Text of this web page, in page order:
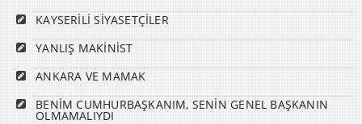
KAYSERİLİ SİYASETÇİLER
YANLIŞ MAKİNİST
ANKARA VE MAMAK
BENİM CUMHURBAŞKANIM, SENİN GENEL BAŞKANIN
OLMAMALIYDI